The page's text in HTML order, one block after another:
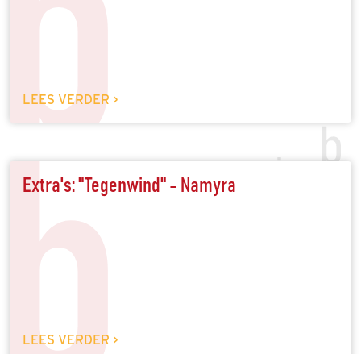
LEES VERDER >
Extra's: "Tegenwind" - Namyra
LEES VERDER >